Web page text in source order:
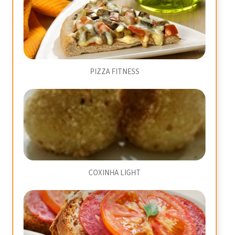
PIZZA FITNESS
COXINHA LIGHT